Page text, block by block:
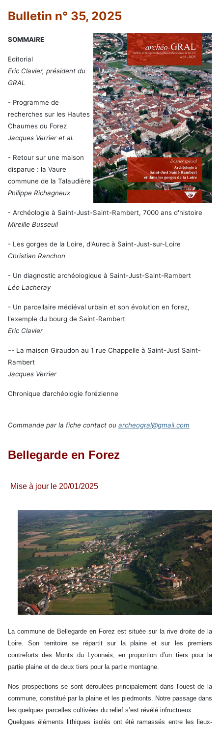
Bulletin n° 35, 2025
SOMMAIRE
Editorial
Eric Clavier, président du
GRAL
- Programme de
recherches sur les Hautes
Chaumes du Forez
Jacques Verrier et al.
- Retour sur une maison
disparue : la Vaure
commune de la Talaudière
Philippe Richagneux
- Archéologie à Saint-Just-Saint-Rambert, 7000 ans d'histoire
Mireille Busseuil
- Les gorges de la Loire, d'Aurec à Saint-Just-sur-Loire
Christian Ranchon
- Un diagnostic archéologique à Saint-Just-Saint-Rambert
Léo Lacheray
- Un parcellaire médiéval urbain et son évolution en forez,
l'exemple du bourg de Saint-Rambert
Eric Clavier
-- La maison Giraudon au 1 rue Chappelle à Saint-Just Saint-
Rambert
Jacques Verrier
Chronique d’archéologie forézienne
Commande par la fiche contact ou archeogral@gmail.com
Bellegarde en Forez
Mise à jour le 20/01/2025
La commune de Bellegarde en Forez est située sur la rive droite de la
Loire. Son territoire se répartit sur la plaine et sur les premiers
contreforts des Monts du Lyonnais, en proportion d’un tiers pour la
partie plaine et de deux tiers pour la partie montagne.
Nos prospections se sont déroulées principalement dans l'ouest de la
commune, constitué par la plaine et les piedmonts. Notre passage dans
les quelques parcelles cultivées du relief s’est révélé infructueux.
Quelques éléments lithiques isolés ont été ramassés entre les lieux-